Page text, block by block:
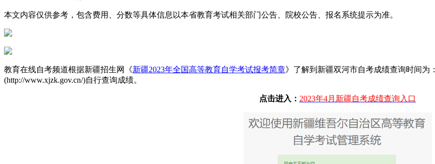
本文内容仅供参考，包含费用、分数等具体信息以本省教育考试相关部门公告、院校公告、报名系统提示为准。
教育在线自考频道根据新疆招生网《新疆2023年全国高等教育自学考试报考简章》了解到新疆双河市自考成绩查询时间为：
(http://www.xjzk.gov.cn/)自行查询成绩。
点击进入： 2023年4月新疆自考成绩查询入口